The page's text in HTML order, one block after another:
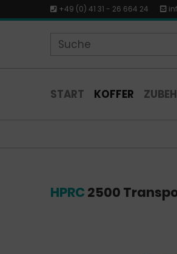
+49 (0) 41 31 - 26 664 24
START KOFFER
HPRC 2500